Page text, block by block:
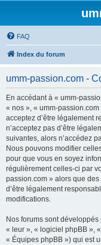
FAQ
Index du forum
umm-passion.com -
En accédant à « umm-
« nos », « umm-
acceptez d’être légalement
n’acceptez pas d’être
suivantes, alors n’accédez
Nous pouvons modifier
pour que vous en soyez
régulièrement celles-ci par
passion.com » alors que
d’être légalement
modifications.
Nos forums sont
« leur », « logiciel phpBB »,
« Équipes phpBB ») qui est